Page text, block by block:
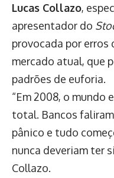
Lucas Collazo,
apresentador do
provocada por erros
mercado atual, que
padrões de euforia.
“Em 2008, o mundo
total. Bancos
pânico e tudo
nunca deveriam ter
Collazo.